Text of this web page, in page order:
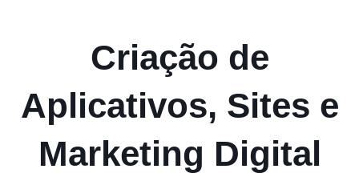
Criação de
Aplicativos, Sites e
Marketing Digital